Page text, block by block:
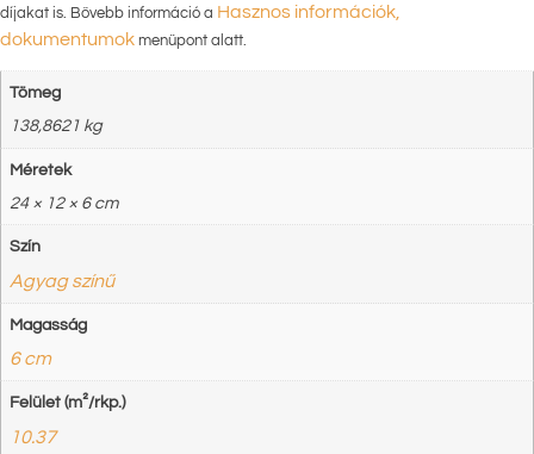
díjakat is. Bővebb információ a Hasznos információk,
dokumentumok menüpont alatt.
Tömeg
138,8621 kg
Méretek
24 × 12 × 6 cm
Szín
Agyag színű
Magasság
6 cm
Felület (m²/rkp.)
10.37